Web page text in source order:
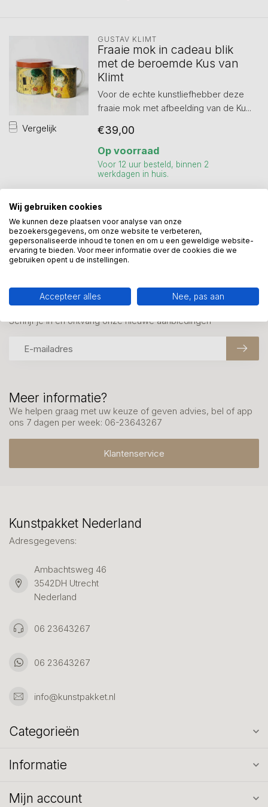
Vergelijk
GUSTAV KLIMT
Fraaie mok in cadeau blik
met de beroemde Kus van
Klimt
Voor de echte kunstliefhebber deze
fraaie mok met afbeelding van de Ku...
€39,00
Op voorraad
Voor 12 uur besteld, binnen 2
werkdagen in huis.
Toon1-3van 3
Meer informatie?
We helpen graag met uw keuze of geven advies, bel of app
ons 7 dagen per week: 06-23643267
Klantenservice
Mis onze nieuwsbrief niet
Schrijf je in en ontvang onze nieuwe aanbiedingen
Kunstpakket Nederland
Adresgegevens:
Ambachtsweg 46
3542DH Utrecht
Nederland
06 23643267
06 23643267
info@kunstpakket.nl
Categorieën
Informatie
Mijn account
Wij gebruiken cookies
We kunnen deze plaatsen voor analyse van onze
bezoekersgegevens, om onze website te verbeteren,
gepersonaliseerde inhoud te tonen en om u een geweldige website-
ervaring te bieden. Voor meer informatie over de cookies die we
gebruiken opent u de instellingen.
Accepteer alles Nee, pas aan